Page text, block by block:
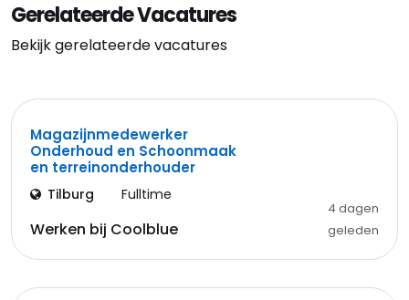
Gerelateerde Vacatures
Bekijk gerelateerde vacatures
Magazijnmedewerker
Onderhoud en Schoonmaak
en terreinonderhouder
Tilburg Fulltime
Werken bij Coolblue
4 dagen
geleden